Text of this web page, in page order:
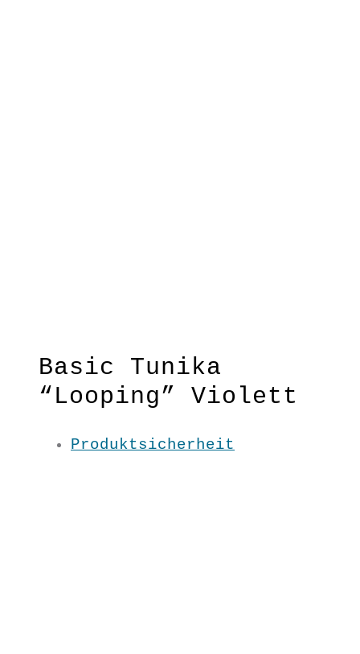
Basic Tunika
“Looping” Violett
Leicht angeschnittene Ärmel,
Produktsicherheit